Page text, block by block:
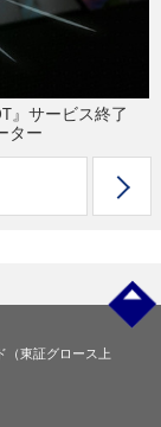
』サービス終了
ター
（東証グロース上